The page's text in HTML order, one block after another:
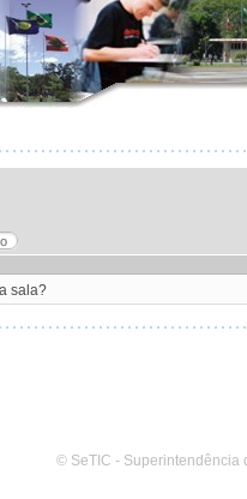
sala?
© SeTIC - Superintendência